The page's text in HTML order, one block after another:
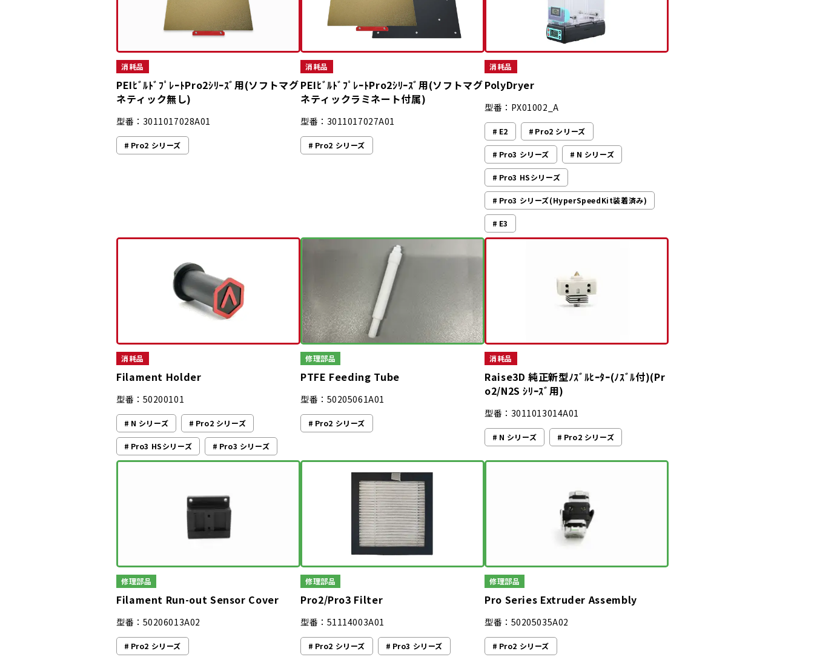
消耗品
PEIﾋﾞﾙﾄﾞﾌﾟﾚｰﾄPro2ｼﾘｰｽﾞ用(ソフトマグ
ネティック無し)
型番：3011017028A01
Pro2 シリーズ
消耗品
PEIﾋﾞﾙﾄﾞﾌﾟﾚｰﾄPro2ｼﾘｰｽﾞ用(ソフトマグ
ネティックラミネート付属)
型番：3011017027A01
Pro2 シリーズ
消耗品
PolyDryer
型番：PX01002_A
E2 Pro2 シリーズ
Pro3 シリーズ N シリーズ
Pro3 HSシリーズ
Pro3 シリーズ(HyperSpeedKit装着済み)
E3
消耗品
Filament Holder
型番：50200101
N シリーズ Pro2 シリーズ
Pro3 HSシリーズ Pro3 シリーズ
修理部品
PTFE Feeding Tube
型番：50205061A01
Pro2 シリーズ
消耗品
Raise3D 純正新型ﾉｽﾞﾙﾋｰﾀｰ(ﾉｽﾞﾙ付)(Pr
o2/N2S ｼﾘｰｽﾞ用)
型番：3011013014A01
N シリーズ Pro2 シリーズ
修理部品
Filament Run-out Sensor Cover
型番：50206013A02
Pro2 シリーズ
修理部品
Pro2/Pro3 Filter
型番：51114003A01
Pro2 シリーズ Pro3 シリーズ
修理部品
Pro Series Extruder Assembly
型番：50205035A02
Pro2 シリーズ